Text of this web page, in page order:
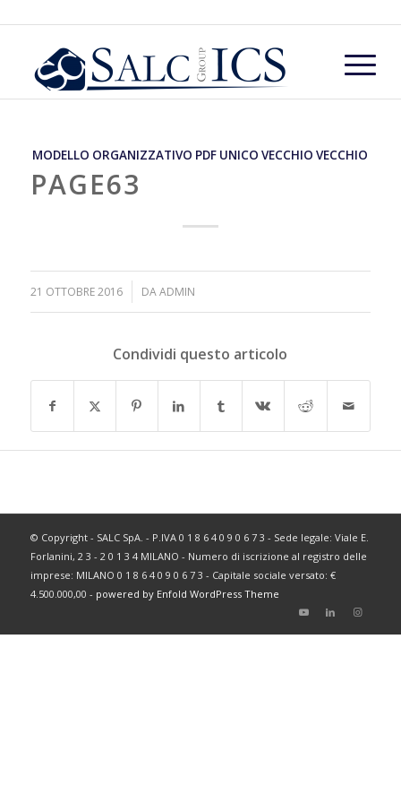
MODELLO ORGANIZZATIVO PDF UNICO VECCHIO VECCHIO
PAGE63
21 OTTOBRE 2016 DAADMIN
Condividi questo articolo
© Copyright - SALC SpA. - P.IVA 0 1 8 6 4 0 9 0 6 7 3 - Sede legale: Viale E.
Forlanini, 2 3 - 2 0 1 3 4 MILANO - Numero di iscrizione al registro delle
imprese: MILANO 0 1 8 6 4 0 9 0 6 7 3 - Capitale sociale versato: €
4.500.000,00 - powered by Enfold WordPress Theme